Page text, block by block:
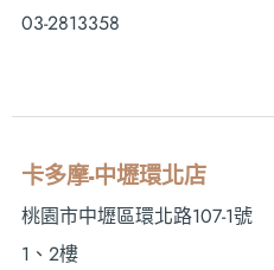
03-2813358
卡多摩-中壢環北店
桃園市中壢區環北路107-1號
1、2樓